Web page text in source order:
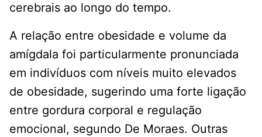
cerebrais ao longo do tempo.
A relação entre obesidade e volume da
amígdala foi particularmente pronunciada
em indivíduos com níveis muito elevados
de obesidade, sugerindo uma forte ligação
entre gordura corporal e regulação
emocional, segundo De Moraes. Outras